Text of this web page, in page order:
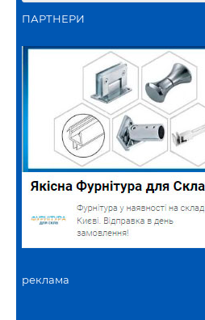
ПАРТНЕРИ
реклама